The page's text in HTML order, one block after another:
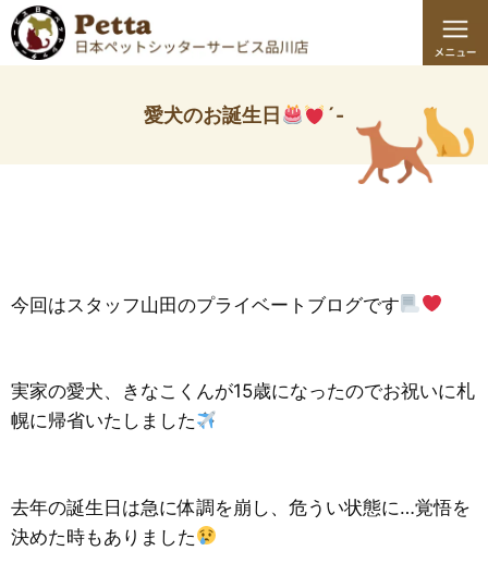
愛犬のお誕生日 ´-
今回はスタッフ山田のプライベートブログです
実家の愛犬、きなこくんが15歳になったのでお祝いに札
幌に帰省いたしました
去年の誕生日は急に体調を崩し、危うい状態に…覚悟を
決めた時もありました